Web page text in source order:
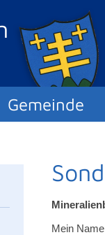
Gemeinde
Mein